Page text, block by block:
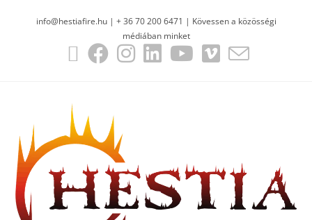
info@hestiafire.hu | + 36 70 200 6471 | Kövessen a közösségi
médiában minket